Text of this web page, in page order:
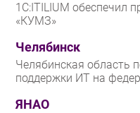
1С:ITILIUM обеспечил
«КУМЗ»
Челябинск
Челябинская область
поддержки ИТ на
ЯНАО